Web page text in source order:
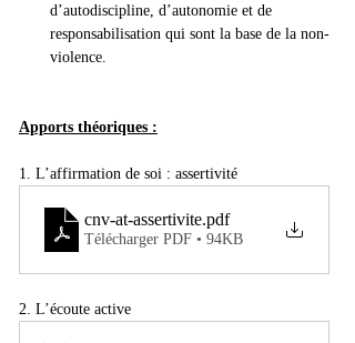
d’autodiscipline, d’autonomie et de
responsabilisation qui sont la base de la non-
violence.
Apports théoriques :
1. L’affirmation de soi : assertivité
cnv-at-assertivite.pdf
Télécharger PDF • 94KB
2. L’écoute active